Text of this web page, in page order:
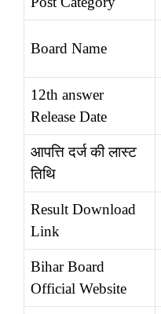
Board Name
12th answer
Release Date
आपत्ति दर्ज की लास्ट
तिथि
Result Download
Link
Bihar Board
Official Website